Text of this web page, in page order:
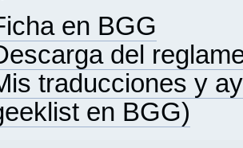
en BGG
del
traducciones y
en BGG)